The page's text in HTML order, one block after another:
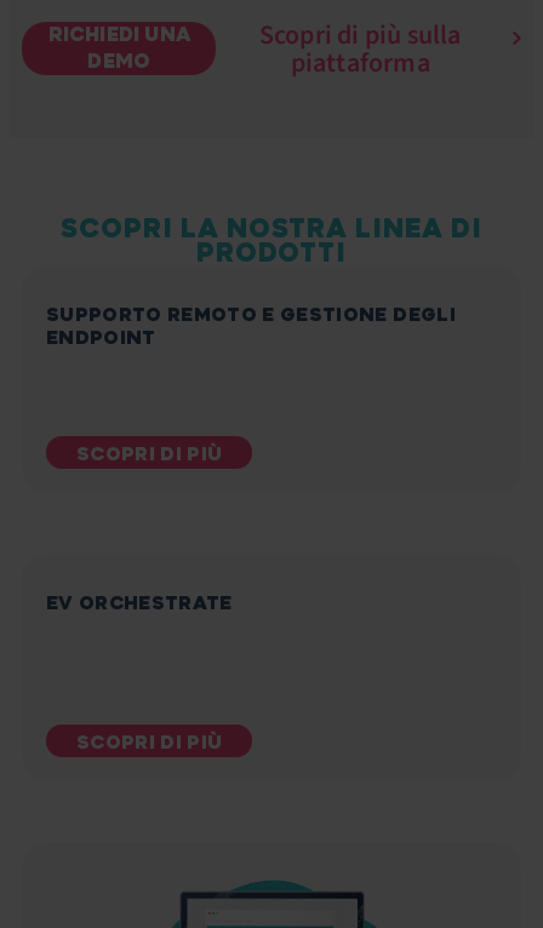
RICHIEDI UNA
DEMO
Scopri di più sulla
piattaforma
SCOPRI LA NOSTRA LINEA DI
PRODOTTI
SUPPORTO REMOTO E GESTIONE DEGLI
ENDPOINT
SCOPRI DI PIÙ
EV ORCHESTRATE
SCOPRI DI PIÙ